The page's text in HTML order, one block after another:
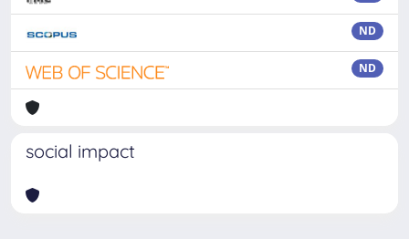
ND
ND
social impact